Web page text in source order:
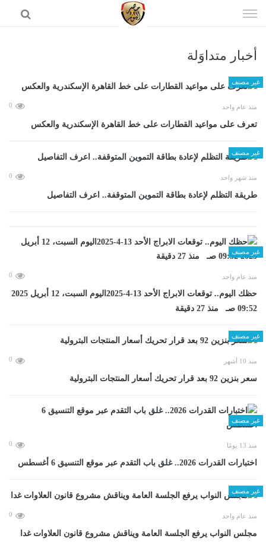
الى
أخبار متداوَلة
غير مصنف
منذ عام واحد 0
تعرف على مواعيد القطارات على خط القاهرة الإسكندرية والعكس
غير مصنف
منذ شهر واحد 0
طريقة التظلم لإعادة بطاقة التموين المتوقفة.. اعرف التفاصيل
غير مصنف
منذ عام واحد 0
حظك اليوم.. توقعات الابراج الأحد 13-4-2025اليوم السبت، 12 أبريل 2025
09:52 صـ منذ 27 دقيقة
غير مصنف
منذ 10 أشهر 0
سعر بنزين 92 بعد قرار تحريك أسعار المنتجات البترولية
غير مصنف
منذ 13 يومًا 0
اختبارات القدرات 2026.. غلق باب التقدم عبر موقع التنسيق 6 أغسطس
غير مصنف
منذ عام واحد 0
مجلس النواب يرفع الجلسة العامة ويناقش مشروع قانون العلاوات غدا